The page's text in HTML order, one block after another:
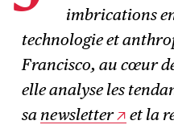
imbrications
technologie et
Francisco, au cœur
elle analyse les
sa newsletter et la